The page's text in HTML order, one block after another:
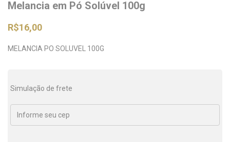
Melancia em Pó Solúvel 100g
R$16,00
MELANCIA PO SOLUVEL 100G
Simulação de frete